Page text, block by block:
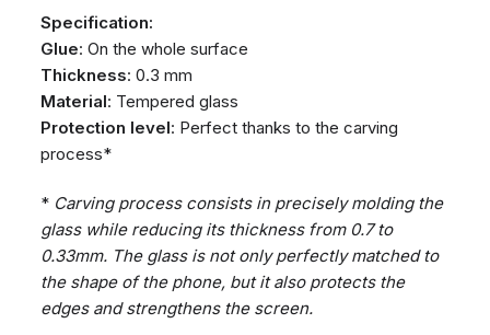
Specification:
Glue: On the whole surface
Thickness: 0.3 mm
Material: Tempered glass
Protection level: Perfect thanks to the carving
process*
* Carving process consists in precisely molding the
glass while reducing its thickness from 0.7 to
0.33mm. The glass is not only perfectly matched to
the shape of the phone, but it also protects the
edges and strengthens the screen.